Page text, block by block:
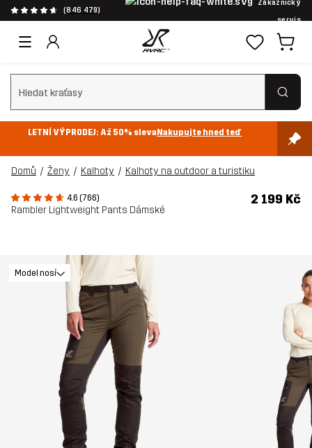
(846 479)
Zákaznický
servis
Vymazat vyhledávání
LETNÍ VÝPRODEJ: Až 50% slevaNakupujte hned teď
Domů Ženy Kalhoty Kalhoty na outdoor a turistiku
4.6 (766)
Rambler Lightweight Pants Dámské
2 199 Kč
Model nosí